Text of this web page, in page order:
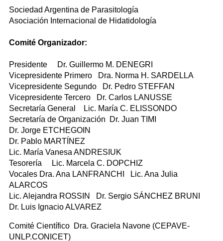
Sociedad Argentina de Parasitología
Asociación Internacional de Hidatidología
Comité Organizador:
Presidente Dr. Guillermo M. DENEGRI
Vicepresidente Primero Dra. Norma H. SARDELLA
Vicepresidente Segundo Dr. Pedro STEFFAN
Vicepresidente Tercero Dr. Carlos LANUSSE
Secretaría General Lic. María C. ELISSONDO
Secretaría de Organización Dr. Juan TIMI
Dr. Jorge ETCHEGOIN
Dr. Pablo MARTÍNEZ
Lic. María Vanesa ANDRESIUK
Tesorería Lic. Marcela C. DOPCHIZ
Vocales Dra. Ana LANFRANCHI Lic. Ana Julia
ALARCOS
Lic. Alejandra ROSSIN Dr. Sergio SÁNCHEZ BRUNI
Dr. Luis Ignacio ALVAREZ
Comité Científico Dra. Graciela Navone (CEPAVE-
UNLP.CONICET)